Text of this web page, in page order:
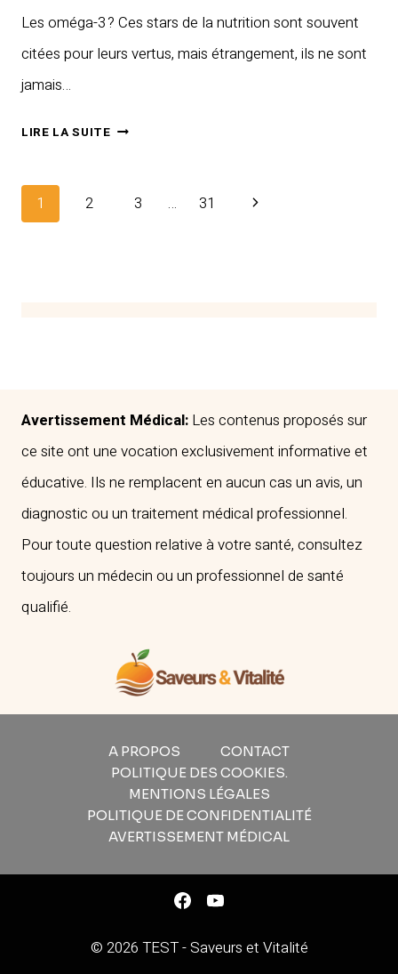
Les oméga-3 ? Ces stars de la nutrition sont souvent
citées pour leurs vertus, mais étrangement, ils ne sont
jamais…
LIRE LA SUITEQU’EST-
LA
SANTÉ
?
Navigation
1 2 3 … 31
Page
Avertissement Médical: Les contenus proposés sur
ce site ont une vocation exclusivement informative et
éducative. Ils ne remplacent en aucun cas un avis, un
diagnostic ou un traitement médical professionnel.
Pour toute question relative à votre santé, consultez
toujours un médecin ou un professionnel de santé
qualifié.
A PROPOS
CONTACT
POLITIQUE DES COOKIES.
MENTIONS LÉGALES
POLITIQUE DE CONFIDENTIALITÉ
AVERTISSEMENT MÉDICAL
© 2026 TEST - Saveurs et Vitalité